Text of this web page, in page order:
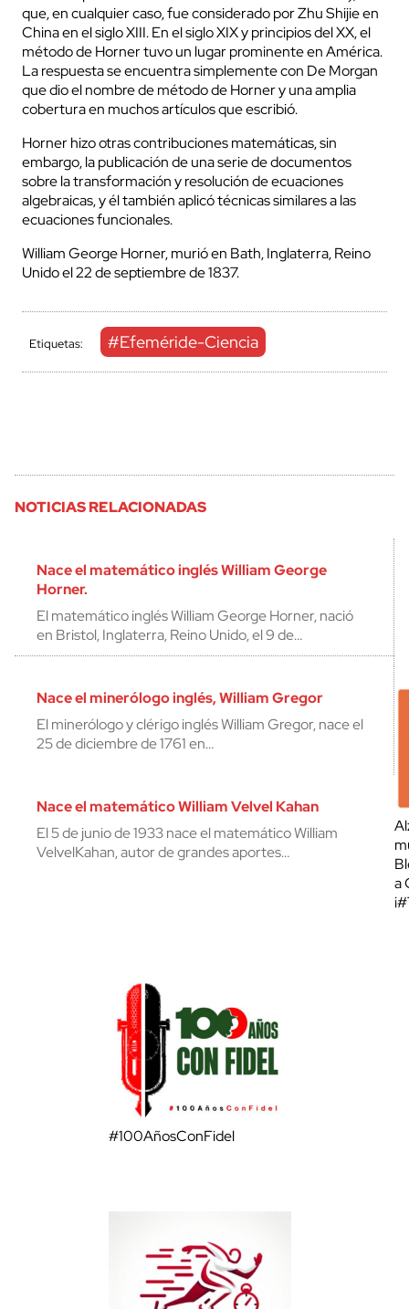
que, en cualquier caso, fue considerado por Zhu Shijie en
China en el siglo XIII. En el siglo XIX y principios del XX, el
método de Horner tuvo un lugar prominente en América.
La respuesta se encuentra simplemente con De Morgan
que dio el nombre de método de Horner y una amplia
cobertura en muchos artículos que escribió.
Horner hizo otras contribuciones matemáticas, sin
embargo, la publicación de una serie de documentos
sobre la transformación y resolución de ecuaciones
algebraicas, y él también aplicó técnicas similares a las
ecuaciones funcionales.
William George Horner, murió en Bath, Inglaterra, Reino
Unido el 22 de septiembre de 1837.
Etiquetas: #Efeméride-Ciencia
NOTICIAS RELACIONADAS
Nace el matemático inglés William George
Horner.
El matemático inglés William George Horner, nació
en Bristol, Inglaterra, Reino Unido, el 9 de…
Nace el minerólogo inglés, William Gregor
El minerólogo y clérigo inglés William Gregor, nace el
25 de diciembre de 1761 en…
Nace el matemático William Velvel Kahan
El 5 de junio de 1933 nace el matemático William
VelvelKahan, autor de grandes aportes…
a
#100AñosConFidel